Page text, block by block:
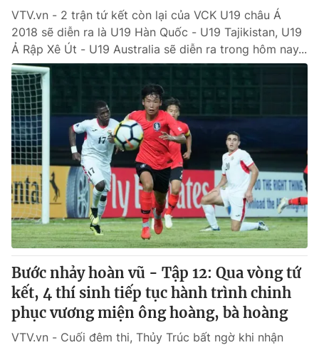
VTV.vn - 2 trận tứ kết còn lại của VCK U19 châu Á
2018 sẽ diễn ra là U19 Hàn Quốc - U19 Tajikistan, U19
Ả Rập Xê Út - U19 Australia sẽ diễn ra trong hôm nay...
Bước nhảy hoàn vũ - Tập 12: Qua vòng tứ
kết, 4 thí sinh tiếp tục hành trình chinh
phục vương miện ông hoàng, bà hoàng
VTV.vn - Cuối đêm thi, Thủy Trúc bất ngờ khi nhận